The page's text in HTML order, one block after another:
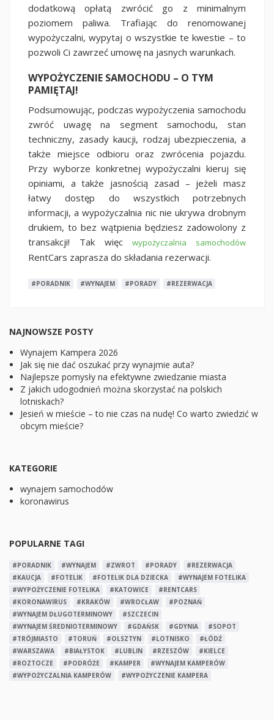
dodatkową opłatą zwrócić go z minimalnym
poziomem paliwa. Trafiając do renomowanej
wypożyczalni, wypytaj o wszystkie te kwestie – to
pozwoli Ci zawrzeć umowę na jasnych warunkach.
WYPOŻYCZENIE SAMOCHODU – O TYM
PAMIĘTAJ!
Podsumowując, podczas wypożyczenia samochodu
zwróć uwagę na segment samochodu, stan
techniczny, zasady kaucji, rodzaj ubezpieczenia, a
także miejsce odbioru oraz zwrócenia pojazdu.
Przy wyborze konkretnej wypożyczalni kieruj się
opiniami, a także jasnością zasad – jeżeli masz
łatwy dostęp do wszystkich potrzebnych
informacji, a wypożyczalnia nic nie ukrywa drobnym
drukiem, to bez wątpienia będziesz zadowolony z
transakcji! Tak więcwypożyczalnia samochodów
RentCars zaprasza do składania rezerwacji.
#PORADNIK #WYNAJEM #PORADY #REZERWACJA
NAJNOWSZE POSTY
Wynajem Kampera 2026
Jak się nie dać oszukać przy wynajmie auta?
Najlepsze pomysły na efektywne zwiedzanie miasta
Z jakich udogodnień można skorzystać na polskich
lotniskach?
Jesień w mieście – to nie czas na nudę! Co warto zwiedzić w
obcym mieście?
KATEGORIE
wynajem samochodów
koronawirus
POPULARNE TAGI
#PORADNIK #WYNAJEM #ZWROT #PORADY
#REZERWACJA
#KAUCJA
#FOTELIK #FOTELIK DLA DZIECKA
#WYNAJEM FOTELIKA
#WYPOŻYCZENIE FOTELIKA
#KATOWICE
#RENTCARS
#KORONAWIRUS
#KRAKÓW #WROCŁAW
#POZNAŃ
#WYNAJEM DŁUGOTERMINOWY
#SZCZECIN
#WYNAJEM ŚREDNIOTERMINOWY
#GDAŃSK #GDYNIA
#SOPOT
#TRÓJMIASTO
#TORUŃ #OLSZTYN #LOTNISKO
#ŁÓDŹ
#WARSZAWA
#BIAŁYSTOK #LUBLIN #RZESZÓW
#KIELCE
#ROZTOCZE
#PODRÓŻE #KAMPER
#WYNAJEM KAMPERÓW
#WYPOŻYCZALNIA KAMPERÓW
#WYPOŻYCZENIE KAMPERA